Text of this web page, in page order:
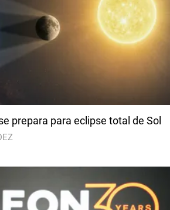
prepara para eclipse total de Sol